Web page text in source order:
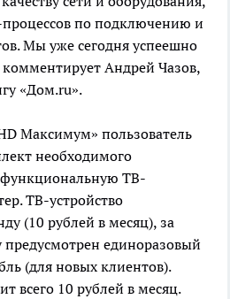
по подключению и
Мы уже сегодня успеешно
Андрей Чазов,
«Дом.ru».
Максимум» пользователь
необходимого
ТВ-
ТВ-устройство
(10 рублей в месяц), за
предусмотрен единоразовый
(для новых клиентов).
всего 10 рублей в месяц.